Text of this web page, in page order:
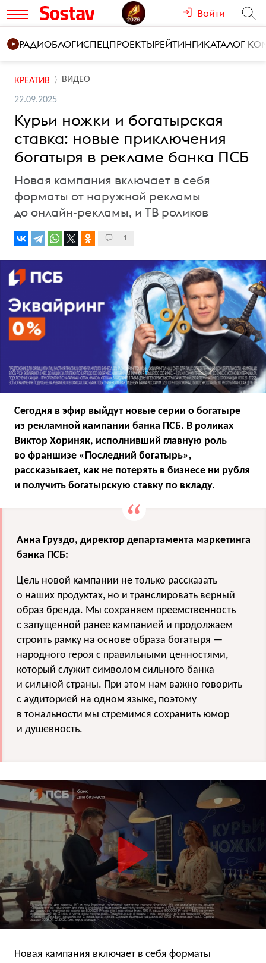
Войти
РАДИОБЛОГИСПЕЦПРОЕКТЫРЕЙТИНГИКАТАЛОГ
КРЕАТИВ ВИДЕО
22.09.2025
Курьи ножки и богатырская
ставка: новые приключения
богатыря в рекламе банка ПСБ
Новая кампания включает в себя
форматы от наружной рекламы
до онлайн-рекламы, и ТВ роликов
1
Сегодня в эфир выйдут новые серии о богатыре
из рекламной кампании банка ПСБ. В роликах
Виктор Хориняк, исполнивший главную роль
во франшизе «Последний богатырь»,
рассказывает, как не потерять в бизнесе ни рубля
и получить богатырскую ставку по вкладу.
Анна Груздо, директор департамента маркетинга
банка ПСБ:
Цель новой кампании не только рассказать
о наших продуктах, но и транслировать верный
образ бренда. Мы сохраняем преемственность
с запущенной ранее кампанией и продолжаем
строить рамку на основе образа богатыря —
народного героя с правильными ценностями,
который служит символом сильного банка
и сильной страны. При этом нам важно говорить
с аудиторией на одном языке, поэтому
в тональности мы стремимся сохранить юмор
и душевность.
Новая кампания включает в себя форматы